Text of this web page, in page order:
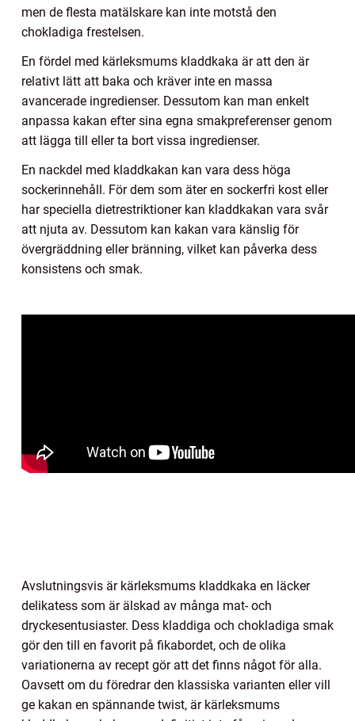
men de flesta matälskare kan inte motstå den
chokladiga frestelsen.
En fördel med kärleksmums kladdkaka är att den är
relativt lätt att baka och kräver inte en massa
avancerade ingredienser. Dessutom kan man enkelt
anpassa kakan efter sina egna smakpreferenser genom
att lägga till eller ta bort vissa ingredienser.
En nackdel med kladdkakan kan vara dess höga
sockerinnehåll. För dem som äter en sockerfri kost eller
har speciella dietrestriktioner kan kladdkakan vara svår
att njuta av. Dessutom kan kakan vara känslig för
övergräddning eller bränning, vilket kan påverka dess
konsistens och smak.
Avslutningsvis är kärleksmums kladdkaka en läcker
delikatess som är älskad av många mat- och
dryckesentusiaster. Dess kladdiga och chokladiga smak
gör den till en favorit på fikabordet, och de olika
variationerna av recept gör att det finns något för alla.
Oavsett om du föredrar den klassiska varianten eller vill
ge kakan en spännande twist, är kärleksmums